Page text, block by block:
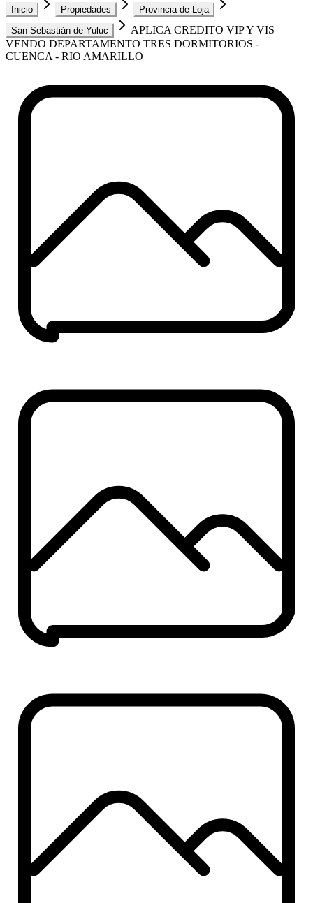
Inicio Propiedades
Provincia de Loja
San Sebastián de Yuluc
APLICA CREDITO VIP Y VIS
VENDO DEPARTAMENTO TRES DORMITORIOS -
CUENCA - RIO AMARILLO